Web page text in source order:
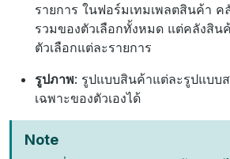
รายการ ในฟอร์มเทมเพลตสินค้า ค
รวมของตัวเลือกทั้งหมด แต่คลังสิน
ตัวเลือกแต่ละรายการ
รูปภาพ: รูปแบบสินค้าแต่ละรูปแบบ
เฉพาะของตัวเองได้
Note